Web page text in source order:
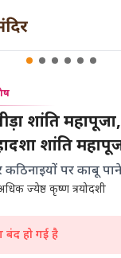
शांति
शांति
पर काबू
ज्येष्ठ कृष्ण त्रयोदशी
बंद हो गई है